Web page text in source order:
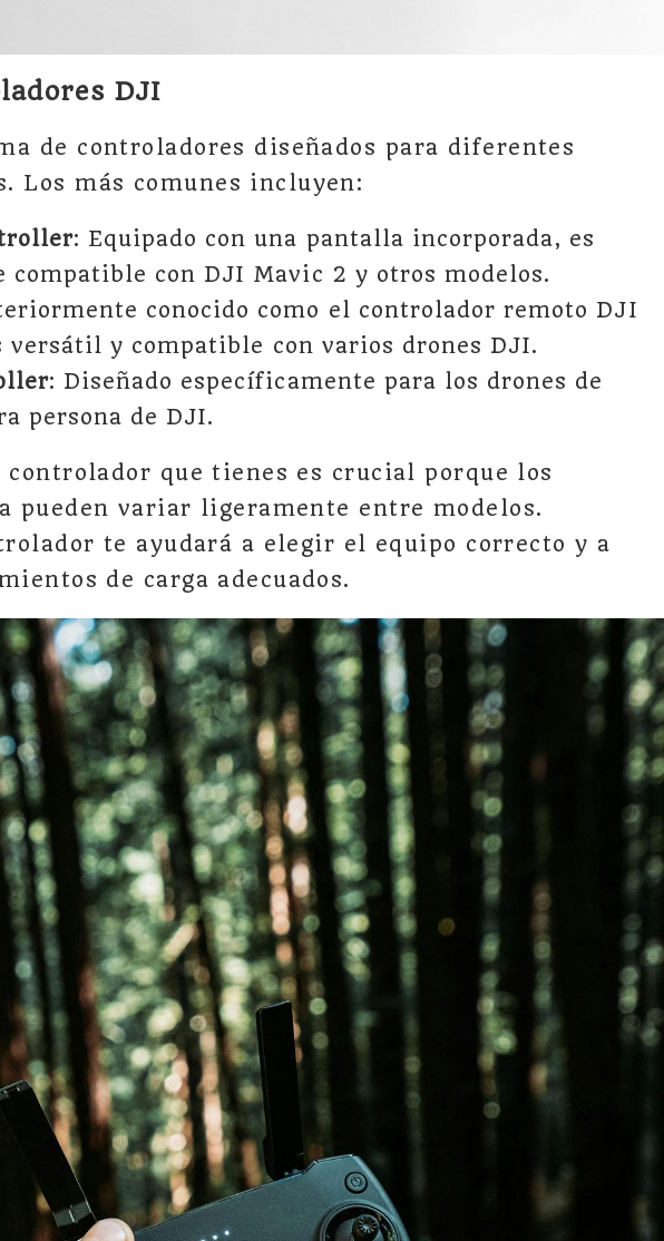
DJI
de controladores diseñados para diferentes
Los más comunes incluyen:
: Equipado con una pantalla incorporada, es
con DJI Mavic 2 y otros modelos.
conocido como el controlador remoto DJI
versátil y compatible con varios drones DJI.
: Diseñado específicamente para los drones de
persona de DJI.
controlador que tienes es crucial porque los
pueden variar ligeramente entre modelos.
te ayudará a elegir el equipo correcto y a
de carga adecuados.